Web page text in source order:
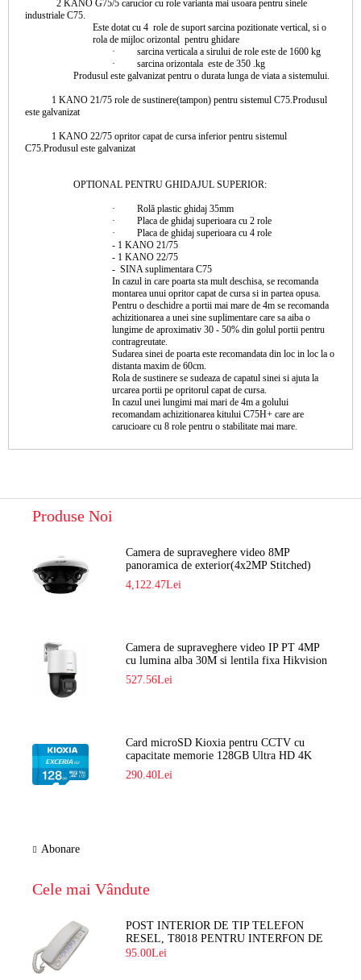
2 KANO G75/5 carucior cu role varianta mai usoara pentru sinele
industriale C75
Este dotat cu 4 role de suport sarcina pozitionate vertical, si o
rola de mijloc orizontal pentru ghidare
· sarcina verticala a sirului de role este de 1600 kg
· sarcina orizontala este de 350 .kg
Produsul este galvanizat pentru o durata lunga de viata a sistemului.
1 KANO 21/75 role de sustinere(tampon) pentru sistemul C75.Produsul
este galvanizat
1 KANO 22/75 opritor capat de cursa inferior pentru sistemul
C75.Produsul este galvanizat
OPTIONAL PENTRU GHIDAJUL SUPERIOR:
· Rolă plastic ghidaj 35mm
· Placa de ghidaj superioara cu 2 role
· Placa de ghidaj superioara cu 4 role
- 1 KANO 21/75
- 1 KANO 22/75
- SINA suplimentara C75
In cazul in care poarta sta mult deschisa, se recomanda
montarea unui opritor capat de cursa si in partea opusa.
Pentru o deschidre a portii mai mare de 4m se recomanda
achizitionarea a unei sine suplimentare care sa aiba o
lungime de aproximativ 30 - 50% din golul portii pentru
contragreutate.
Sudarea sinei de poarta este recomandata din loc in loc la o
distanta maxim de 60cm.
Rola de sustinere se sudeaza de capatul sinei si ajuta la
urcarea portii pe opritorul capat de cursa.
In cazul unei lungimi mai mari de 4m a golului
recomandam achizitionarea kitului C75H+ care are
carucioare cu 8 role pentru o stabilitate mai mare.
Produse Noi
Camera de supraveghere video 8MP
panoramica de exterior(4x2MP Stitched)
Navaio NGC-7482PR
4,122.47Lei
Camera de supraveghere video IP PT 4MP
cu lumina alba 30M si lentila fixa Hikvision
DS-2DE2C400SCG-E F1
527.56Lei
Card microSD Kioxia pentru CCTV cu
capacitate memorie 128GB Ultra HD 4K
LMEX2L128GG2
290.40Lei
Abonare
Cele mai Vândute
POST INTERIOR DE TIP TELEFON
RESEL, T8018 PENTRU INTERFON DE
BLOC
95.00Lei